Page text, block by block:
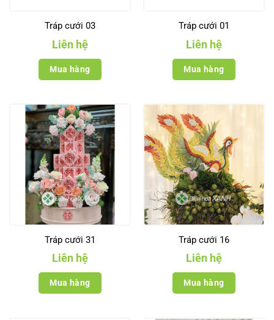
Tráp cưới 03
Liên hệ
Mua hàng
Tráp cưới 01
Liên hệ
Mua hàng
Tráp cưới 31
Liên hệ
Mua hàng
Tráp cưới 16
Liên hệ
Mua hàng